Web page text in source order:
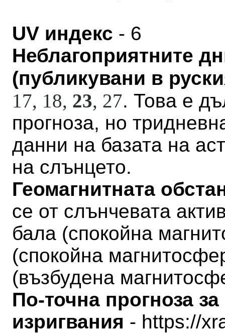
UV индекс - 6
Неблагоприятните
(публикувани в
17, 18, 23, 27. Това е
прогноза, но
данни на базата на
на слънцето.
Геомагнитната
се от слънчевата
бала (спокойна
(спокойна
(възбудена
По-точна прогноза
изригвания - https://